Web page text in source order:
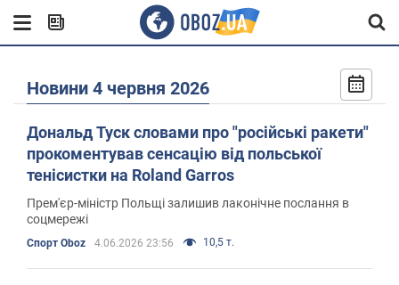
Новини 4 червня 2026
Дональд Туск словами про "російські ракети"
прокоментував сенсацію від польської
тенісистки на Roland Garros
Прем'єр-міністр Польщі залишив лаконічне послання в
соцмережі
Спорт Oboz 4.06.2026 23:56 10,5 т.